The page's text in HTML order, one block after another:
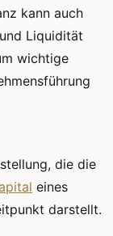
kann auch
und Liquidität
wichtige
die die
eines
darstellt.